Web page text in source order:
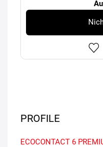
PROFILE
ECOCONTACT 6